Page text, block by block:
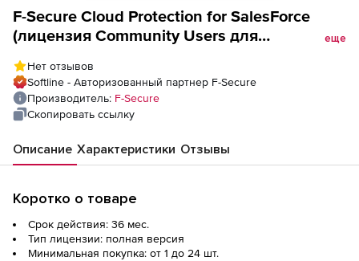
F-Secure Cloud Protection for SalesForce
(лицензия Community Users для
Количество лицензий
еще
Нет отзывов
Softline - Авторизованный партнер F-Secure
Производитель: F-Secure
Скопировать ссылку
Описание Характеристики Отзывы
Коротко о товаре
Срок действия: 36 мес.
Тип лицензии: полная версия
Минимальная покупка: от 1 до 24 шт.